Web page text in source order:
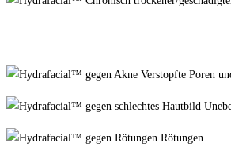
Verstopfte Poren
Rötungen